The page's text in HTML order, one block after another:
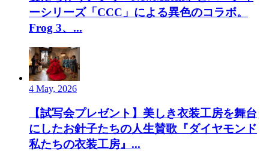
ーシリーズ「CCC」による異色のコラボ。
Frog 3、...
4 May, 2026
【試写会プレゼント】美しき衣装工房を舞台
にしたお針子たちの人生賛歌『ダイヤモンド
私たちの衣装工房』...